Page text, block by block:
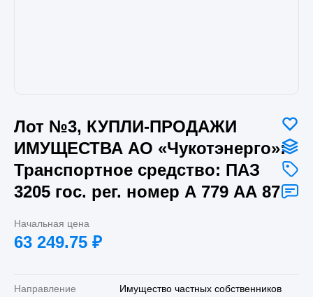
Лот №3, КУПЛИ-ПРОДАЖИ
ИМУЩЕСТВА АО «Чукотэнерго»:
Транспортное средство: ПАЗ
3205 гос. рег. номер А 779 АА 87
Начальная цена
63 249.75 ₽
Направление
Имущество частных собственников